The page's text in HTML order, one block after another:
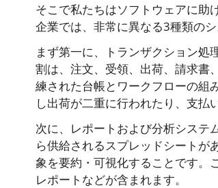
そこで私たちはソフトウェアに助
企業では、非常に異なる3種類の
まず第一に、トランザクション処
割は、注文、受領、出荷、請求書
練された台帳とワークフローの組
し出荷が二重に行われたり、支払
次に、レポートおよび分析システ
ら供給されるスプレッドシート
象を要約・可視化することです。
レポートなどが含まれます。